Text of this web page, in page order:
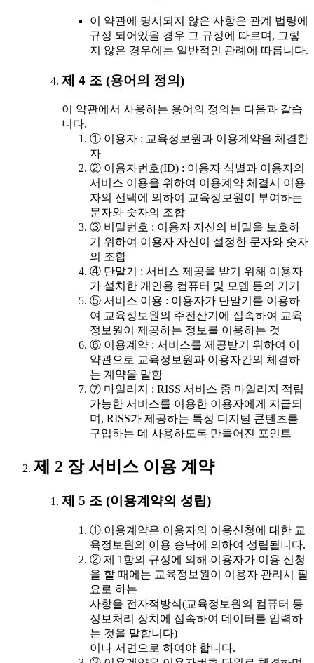
이 약관에 명시되지 않은 사항은 관계 법령에
규정 되어있을 경우 그 규정에 따르며, 그렇
지 않은 경우에는 일반적인 관례에 따릅니다.
제 4 조 (용어의 정의)
이 약관에서 사용하는 용어의 정의는 다음과 같습
니다.
① 이용자 : 교육정보원과 이용계약을 체결한
자
② 이용자번호(ID) : 이용자 식별과 이용자의
서비스 이용을 위하여 이용계약 체결시 이용
자의 선택에 의하여 교육정보원이 부여하는
문자와 숫자의 조합
③ 비밀번호 : 이용자 자신의 비밀을 보호하
기 위하여 이용자 자신이 설정한 문자와 숫자
의 조합
④ 단말기 : 서비스 제공을 받기 위해 이용자
가 설치한 개인용 컴퓨터 및 모뎀 등의 기기
⑤ 서비스 이용 : 이용자가 단말기를 이용하
여 교육정보원의 주전산기에 접속하여 교육
정보원이 제공하는 정보를 이용하는 것
⑥ 이용계약 : 서비스를 제공받기 위하여 이
약관으로 교육정보원과 이용자간의 체결하
는 계약을 말함
⑦ 마일리지 : RISS 서비스 중 마일리지 적립
가능한 서비스를 이용한 이용자에게 지급되
며, RISS가 제공하는 특정 디지털 콘텐츠를
구입하는 데 사용하도록 만들어진 포인트
제 2 장 서비스 이용 계약
제 5 조 (이용계약의 성립)
① 이용계약은 이용자의 이용신청에 대한 교
육정보원의 이용 승낙에 의하여 성립됩니다.
② 제 1항의 규정에 의해 이용자가 이용 신청
을 할 때에는 교육정보원이 이용자 관리시 필
요로 하는
사항을 전자적방식(교육정보원의 컴퓨터 등
정보처리 장치에 접속하여 데이터를 입력하
는 것을 말합니다)
이나 서면으로 하여야 합니다.